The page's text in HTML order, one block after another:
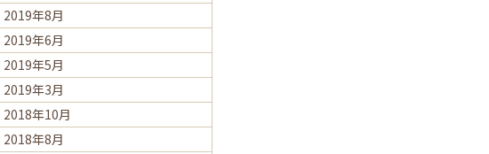
2019年8月
2019年6月
2019年5月
2019年3月
2018年10月
2018年8月